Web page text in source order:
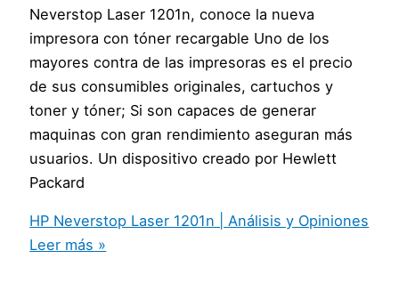
Neverstop Laser 1201n, conoce la nueva
impresora con tóner recargable Uno de los
mayores contra de las impresoras es el precio
de sus consumibles originales, cartuchos y
toner y tóner; Si son capaces de generar
maquinas con gran rendimiento aseguran más
usuarios. Un dispositivo creado por Hewlett
Packard
HP Neverstop Laser 1201n | Análisis y Opiniones
Leer más »